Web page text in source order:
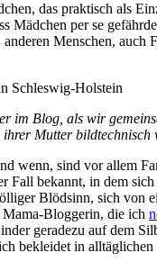
das praktisch als
Mädchen per se
Menschen,
im Blog, als wir
Mutter
wenn, sind vor allem
Fall bekannt, in dem
Blödsinn, sich
Mama-Bloggerin, die ich
geradezu auf dem
bekleidet in